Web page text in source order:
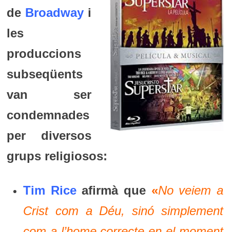
de Broadway i
les
produccions
subseqüents
van ser
condemnades
per diversos
grups religiosos:
Tim Riceafirmà que «No veiem a
Crist com a Déu, sinó simplement